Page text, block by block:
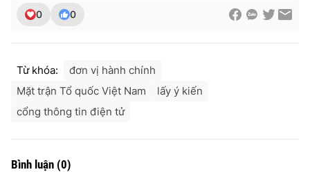
0 0
Từ khóa:
đơn vị hành chính
Mặt trận Tổ quốc Việt Nam
lấy ý kiến
cổng thông tin điện tử
Bình luận (0)